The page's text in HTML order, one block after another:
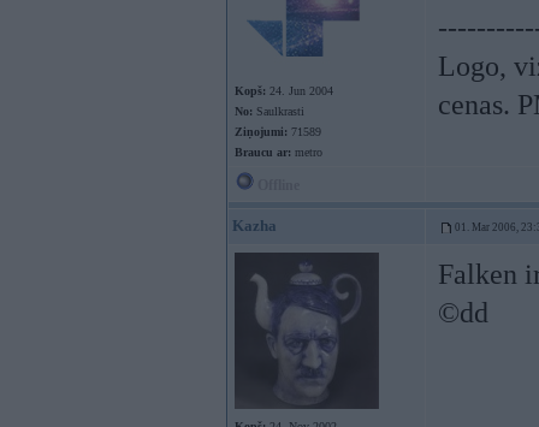
Kopš: 24. Jun 2004
No: Saulkrasti
Ziņojumi: 71589
Braucu ar: metro
Logo,
cenas.
Kazha 01. Mar 2006,
Falken
©dd